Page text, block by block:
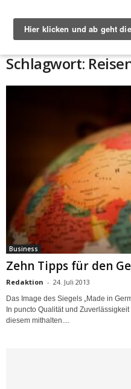
Schlagwort:
Business
Zehn Tipps für den
Redaktion - 24. Juli 2013
Das Image des Siegels „Made in
In puncto Qualität und
diesem mithalten....